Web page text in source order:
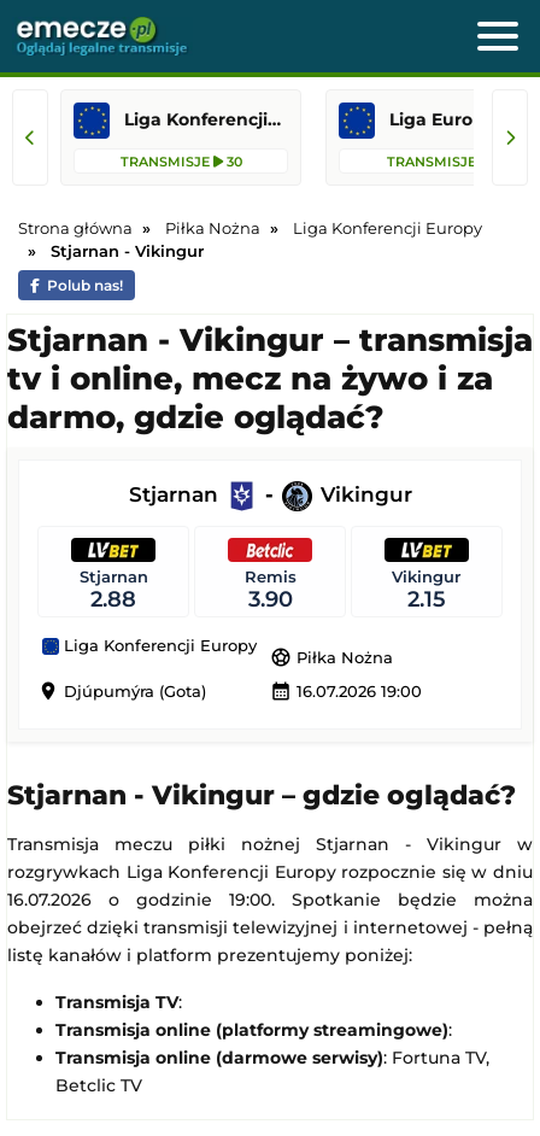
Liga Konferencji Europy
TRANSMISJE 30
Liga Europejska
TRANSMISJE
Strona główna Piłka Nożna
Liga Konferencji Europy
Stjarnan - Vikingur
Polub nas!
Stjarnan - Vikingur – transmisja
tv i online, mecz na żywo i za
darmo, gdzie oglądać?
Stjarnan - Vikingur
Stjarnan
2.88
Remis
3.90
Vikingur
2.15
Liga Konferencji Europy
sports_soccer Piłka Nożna
location_on Djúpumýra (Gota) calendar_month 16.07.2026 19:00
Stjarnan - Vikingur – gdzie oglądać?
Transmisja meczu piłki nożnej Stjarnan - Vikingur w
rozgrywkach Liga Konferencji Europy rozpocznie się w dniu
16.07.2026 o godzinie 19:00. Spotkanie będzie można
obejrzeć dzięki transmisji telewizyjnej i internetowej - pełną
listę kanałów i platform prezentujemy poniżej:
Transmisja TV:
Transmisja online (platformy streamingowe):
Transmisja online (darmowe serwisy): Fortuna TV,
Betclic TV